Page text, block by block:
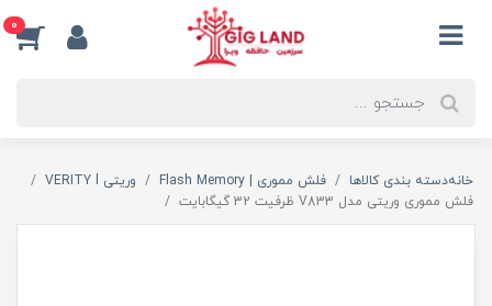
0
خانهدسته بندی کالاها فلش مموری | Flash Memory
وریتی VERITY l
فلش مموری وریتی مدل V833 ظرفیت 32 گیگابایت